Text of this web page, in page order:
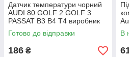
Датчик температури чорний
AUDI 80 GOLF 2 GOLF 3
PASSAT B3 B4 T4 виробник
TOPRAN Німеччина
Готово до відправки
186 ₴
В